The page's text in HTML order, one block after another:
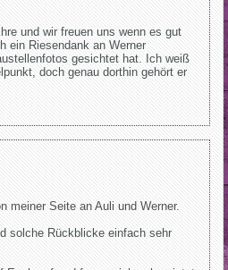
und wir freuen uns wenn es gut
ein Riesendank an Werner
gesichtet hat. Ich weiß
doch genau dorthin gehört er
meiner Seite an Auli und Werner.
solche Rückblicke einfach sehr